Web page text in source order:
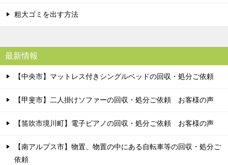
粗大ゴミを出す方法
最新情報
【中央市】マットレス付きシングルベッドの回収・処分ご依頼
【甲斐市】二人掛けソファーの回収・処分ご依頼 お客様の声
【笛吹市境川町】電子ピアノの回収・処分ご依頼 お客様の声
【南アルプス市】物置、物置の中にある自転車等の回収・処分ご
依頼